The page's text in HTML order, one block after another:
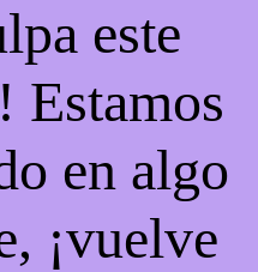
este
Estamos
en algo
¡vuelve